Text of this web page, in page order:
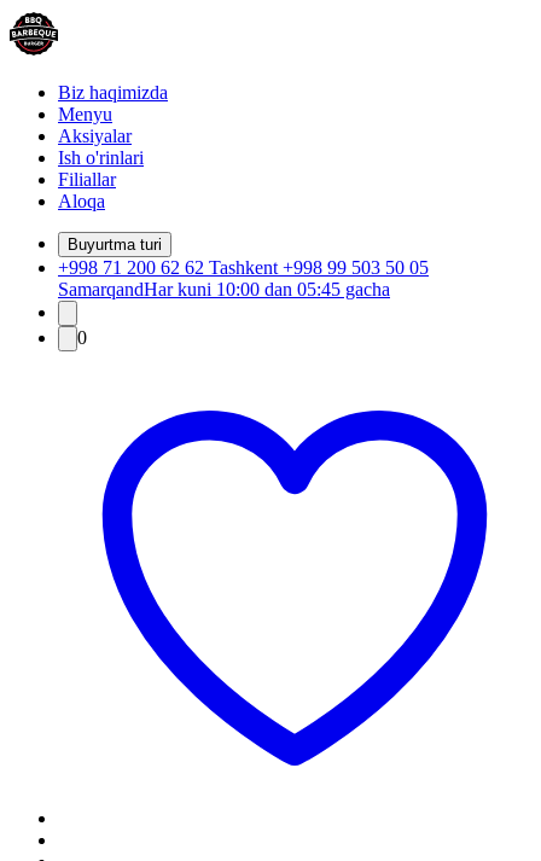
Biz haqimizda
Menyu
Aksiyalar
Ish o'rinlari
Filiallar
Aloqa
Buyurtma turi
+998 71 200 62 62 Tashkent +998 99 503 50 05
SamarqandHar kuni 10:00 dan 05:45 gacha
0